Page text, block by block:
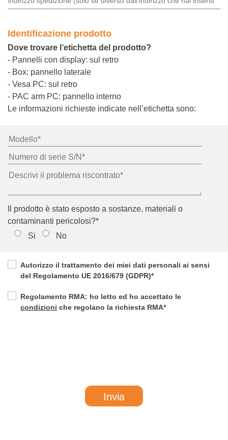
Identificazione prodotto
Dove trovare l’etichetta del prodotto?
- Pannelli con display: sul retro
- Box: pannello laterale
- Vesa PC: sul retro
- PAC arm PC: pannello interno
Le informazioni richieste indicate nell’etichetta sono:
Il prodotto è stato esposto a sostanze, materiali o
contaminanti pericolosi?*
Si
No
Autorizzo il trattamento dei miei dati personali ai sensi
del Regolamento UE 2016/679 (GDPR)*
Regolamento RMA: ho letto ed ho accettato le
condizioni che regolano la richiesta RMA*
Invia